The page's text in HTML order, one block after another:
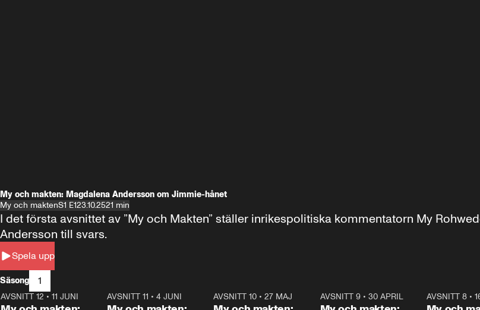
My och makten: Magdalena Andersson om Jimmie-hånet
My och maktenS1 E123.10.2521 min
Spela upp
I det första avsnittet av ”My och Makten” ställer inrikespolitiska kommentatorn My
Andersson till svars.
Säsong 1
26:27
AVSNITT 12 • 11 JUNI 23:40
AVSNITT 11 •4 JUNI AVSNITT 10 •27 MAJ AVSNITT 9• 30 APRIL AVSNITT 8•